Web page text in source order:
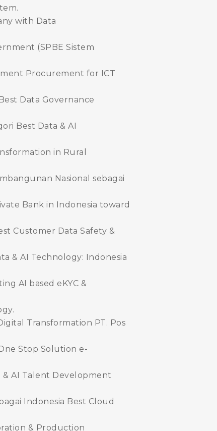
with Data
(SPBE Sistem
Procurement for ICT
Data Governance
Best Data & AI
in Rural
Nasional sebagai
Bank in Indonesia toward
Customer Data Safety &
& AI Technology: Indonesia
AI based eKYC &
Transformation PT. Pos
Stop Solution e-
& AI Talent Development
Indonesia Best Cloud
& Production